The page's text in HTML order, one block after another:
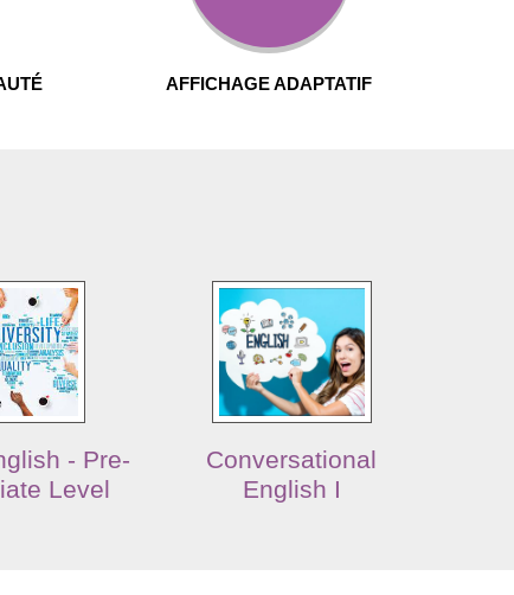
AFFICHAGE ADAPTATIF
- Pre-
Level
Conversational
English I